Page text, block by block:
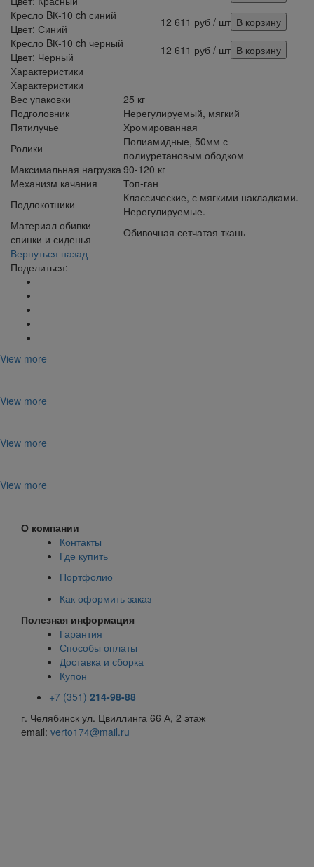
Кресло BК-10 ch синий
Цвет: Синий
12 611 руб / шт В корзину
Кресло BК-10 ch черный
Цвет: Черный
12 611 руб / шт В корзину
Характеристики
Характеристики
Вес упаковки
25 кг
Подголовник
Нерегулируемый, мягкий
Пятилучье
Хромированная
Ролики
Полиамидные, 50мм с
полиуретановым ободком
Максимальная нагрузка 90-120 кг
Механизм качания
Топ-ган
Подлокотники
Классические, с мягкими накладками.
Нерегулируемые.
Материал обивки
спинки и сиденья
Обивочная сетчатая ткань
Вернуться назад
Поделиться:
View more
View more
View more
View more
О компании
Контакты
Где купить
Портфолио
Как оформить заказ
Полезная информация
Гарантия
Способы оплаты
Доставка и сборка
Купон
+7 (351) 214-98-88
г. Челябинск ул. Цвиллинга 66 А, 2 этаж
email: verto174@mail.ru